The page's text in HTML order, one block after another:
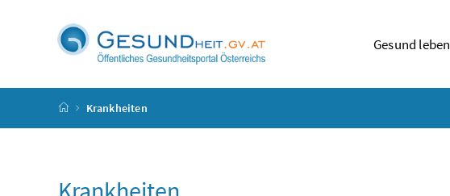
Gesund leben
Startseite
Krankheiten